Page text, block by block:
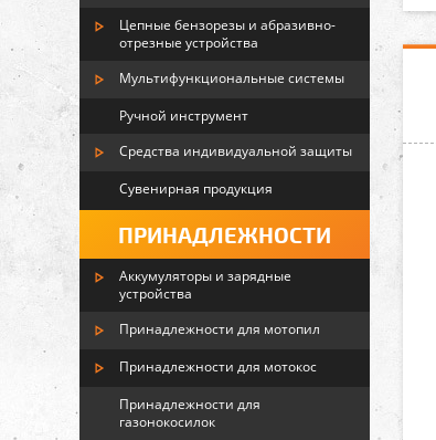
Цепные бензорезы и абразивно-
отрезные устройства
Мультифункциональные системы
Ручной инструмент
Средства индивидуальной защиты
Сувенирная продукция
ПРИНАДЛЕЖНОСТИ
Аккумуляторы и зарядные
устройства
Принадлежности для мотопил
Принадлежности для мотокос
Принадлежности для
газонокосилок